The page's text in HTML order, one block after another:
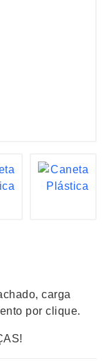
carga
por clique.